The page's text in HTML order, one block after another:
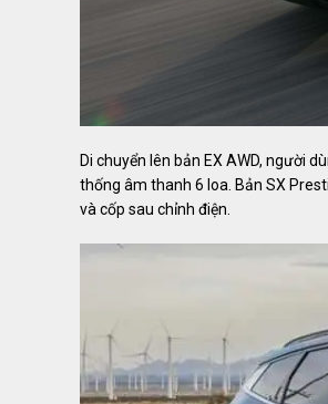
Di chuyển lên bản EX AWD, người
thống âm thanh 6 loa. Bản SX
và cốp sau chỉnh điện.